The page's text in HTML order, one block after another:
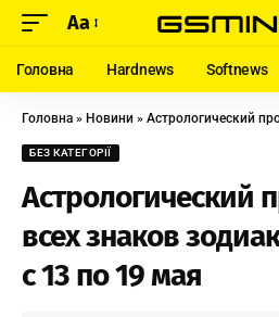
Aa
Головна Hardnews Softnews
Головна » Новини » Астрологический прогноз для
БЕЗ КАТЕГОРІЇ
Астрологический
всех знаков
с 13 по 19 мая